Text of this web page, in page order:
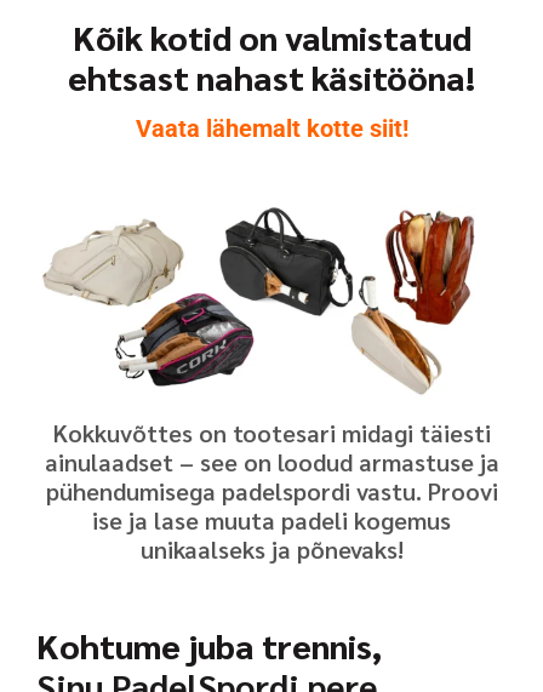
Kõik kotid on valmistatud
ehtsast nahast käsitööna!
Vaata lähemalt kotte siit!
Kokkuvõttes on tootesari midagi täiesti
ainulaadset – see on loodud armastuse ja
pühendumisega padelspordi vastu. Proovi
ise ja lase muuta padeli kogemus
unikaalseks ja põnevaks!
Kohtume juba trennis,